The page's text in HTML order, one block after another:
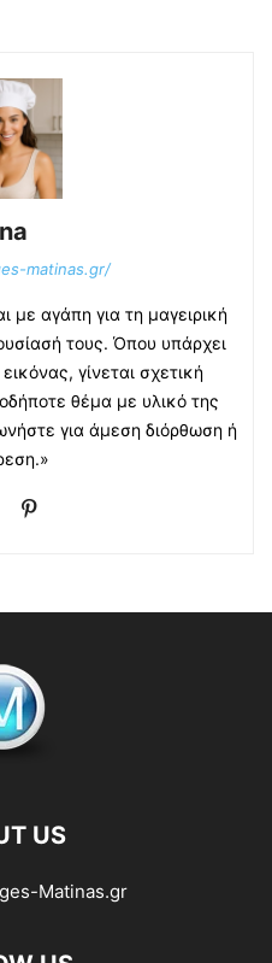
matinas.gr/
με αγάπη για τη μαγειρική
τους. Όπου υπάρχει
γίνεται σχετική
θέμα με υλικό της
για άμεση διόρθωση ή
US
Matinas.gr